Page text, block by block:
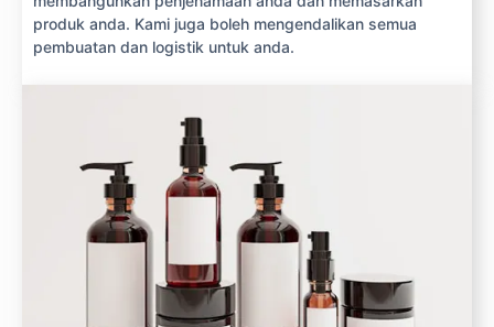
produk anda. Kami juga boleh mengendalikan semua
pembuatan dan logistik untuk anda.